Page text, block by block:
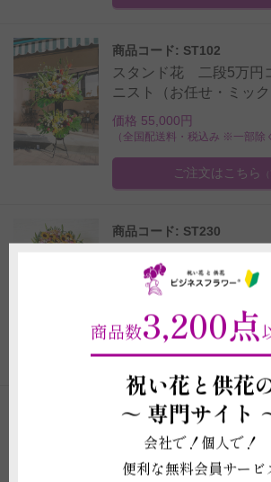
商品コード: ST102
スタンド花 二段5万円
ニスト（お任せ・ミック
価格 55,000円
（全国配送料・税込み ※一部除
ご注文はこちら
商品コード: ST230
＜配送地域限定＞アー
日葵（ひまわり）ミッ
価格 25,300円
（全国配送料・税込み ※一部除
ご注文はこちら（
4 5 6 ...
商品数3,200点
祝い花と供花
～ 専門サイト
会社で！個人で！
便利な無料会員サービ